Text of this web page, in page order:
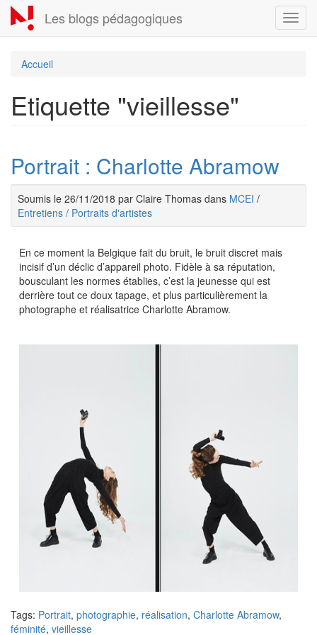
Aller
au
contenu
Les blogs pédagogiques
Accueil
Etiquette "vieillesse"
Portrait : Charlotte Abramow
Soumis le 26/11/2018 par Claire Thomas dans MCEI /
Entretiens / Portraits d'artistes
​En ce moment la Belgique fait du bruit, le bruit discret mais
incisif d’un déclic d’appareil photo. Fidèle à sa réputation,
bousculant les normes établies, c’est la jeunesse qui est
derrière tout ce doux tapage, et plus particulièrement la
photographe et réalisatrice Charlotte Abramow.
Tags: Portrait, photographie, réalisation, Charlotte Abramow,
féminité, vieillesse